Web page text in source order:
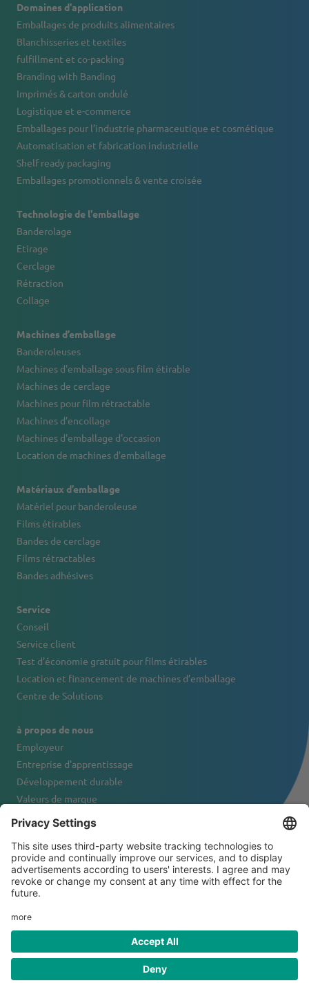
Domaines d'application
Emballages de produits alimentaires
Blanchisseries et textiles
fulfillment et co-packing
Branding with Banding
Imprimés & carton ondulé
Logistique et e-commerce
Emballages pour l’industrie pharmaceutique et cosmétique
Automatisation et fabrication industrielle
Shelf ready packaging
Emballages promotionnels & vente croisée
Technologie de l'emballage
Banderolage
Etirage
Cerclage
Rétraction
Collage
Machines d’emballage
Banderoleuses
Machines d'emballage sous film étirable
Machines de cerclage
Machines pour film rétractable
Machines d’encollage
Machines d'emballage d'occasion
Location de machines d'emballage
Matériaux d’emballage
Matériel pour banderoleuse
Films étirables
Bandes de cerclage
Films rétractables
Bandes adhésives
Service
Conseil
Service client
Test d’économie gratuit pour films étirables
Location et financement de machines d’emballage
Centre de Solutions
à propos de nous
Employeur
Entreprise d'apprentissage
Développement durable
Valeurs de marque
Portrait de l'entreprise
Contact
© 2026 Tanner & Co. AG
Conditions générales de vente
Exclusion de responsabilité
Déclaration de confidentialité